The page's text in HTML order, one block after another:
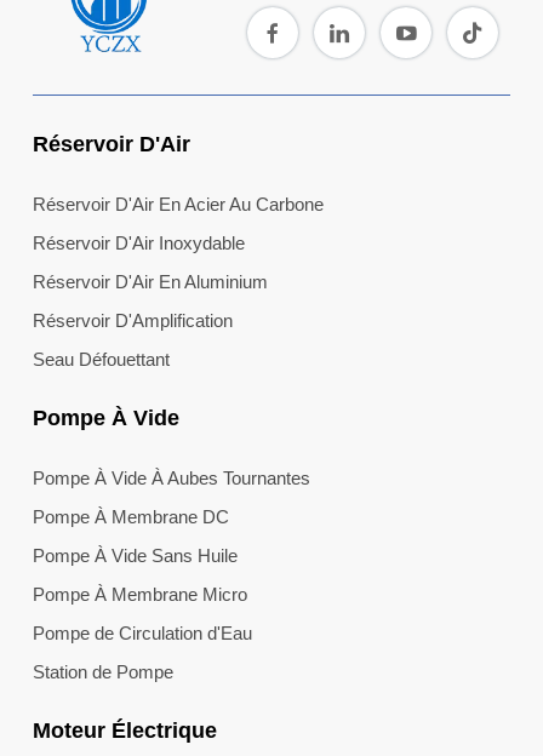
Réservoir D'Air
Réservoir D'Air En Acier Au Carbone
Réservoir D'Air Inoxydable
Réservoir D'Air En Aluminium
Réservoir D'Amplification
Seau Défouettant
Pompe À Vide
Pompe À Vide À Aubes Tournantes
Pompe À Membrane DC
Pompe À Vide Sans Huile
Pompe À Membrane Micro
Pompe de Circulation d'Eau
Station de Pompe
Moteur Électrique